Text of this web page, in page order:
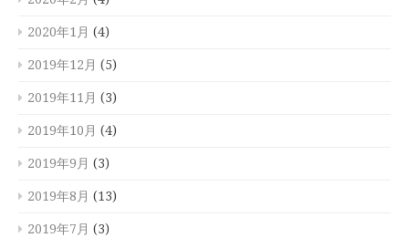
2020年1月 (4)
2019年12月 (5)
2019年11月 (3)
2019年10月 (4)
2019年9月 (3)
2019年8月 (13)
2019年7月 (3)